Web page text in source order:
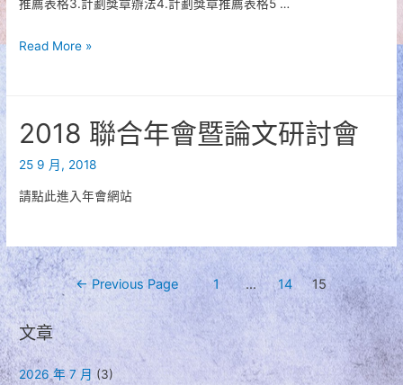
稿
推薦表格3.計劃獎章辦法4.計劃獎章推薦表格5 …
計
及
獎
開
受
理
推
薦
Read More »
2018 聯合年會暨論文研討會
25 9 月, 2018
請點此進入年會網站
文
章
導
覽
← Previous Page 1 ... 14 15
文章
2026 年 7 月 (3)